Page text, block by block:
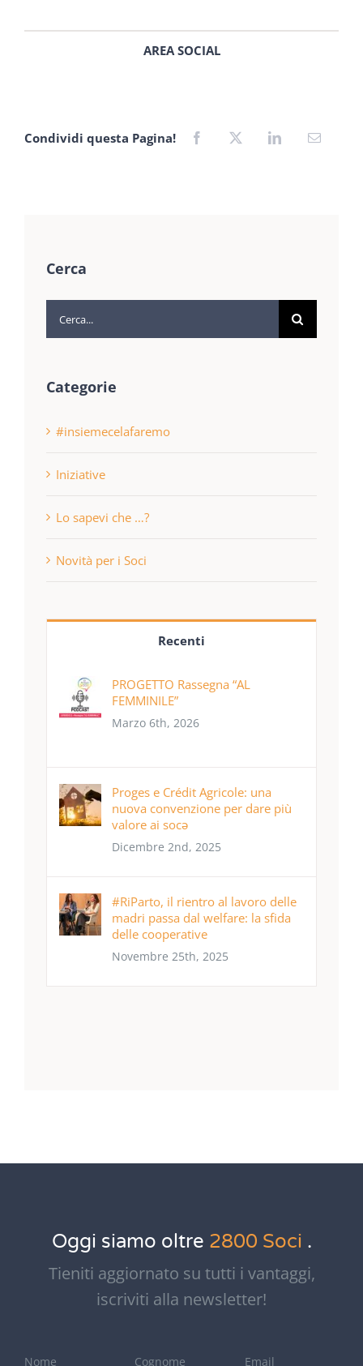
AREA SOCIAL
Condividi questa Pagina!
Cerca
Cerca
per:
Categorie
#insiemecelafaremo
Iniziative
Lo sapevi che …?
Novità per i Soci
Recenti
PROGETTO Rassegna “AL
FEMMINILE”
Marzo 6th, 2026
Proges e Crédit Agricole: una
nuova convenzione per dare più
valore ai socə
Dicembre 2nd, 2025
#RiParto, il rientro al lavoro delle
madri passa dal welfare: la sfida
delle cooperative
Novembre 25th, 2025
Oggi siamo oltre 2800 Soci .
Tieniti aggiornato su tutti i vantaggi,
iscriviti alla newsletter!
Nome Cognome Email